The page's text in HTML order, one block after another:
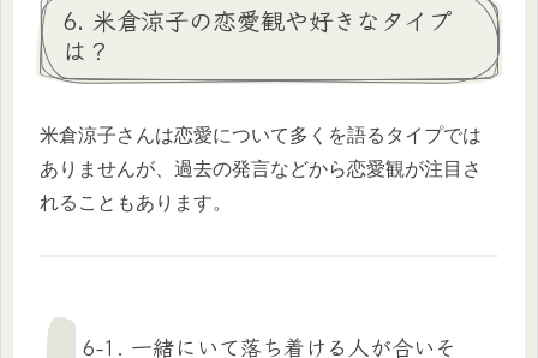
6. 米倉涼子の恋愛観や好きなタイプ
は？
米倉涼子さんは恋愛について多くを語るタイプでは
ありませんが、過去の発言などから恋愛観が注目さ
れることもあります。
6-1. 一緒にいて落ち着ける人が合いそ